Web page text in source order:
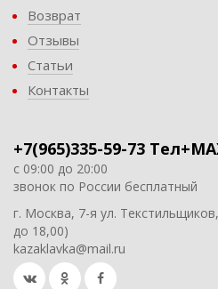
Возврат
Отзывы
Статьи
Контакты
+7(965)335-59-73
с 09:00 до 20:00
звонок по России бесплатный
г. Москва, 7-я ул.
до 18,00)
kazaklavka@mail.ru